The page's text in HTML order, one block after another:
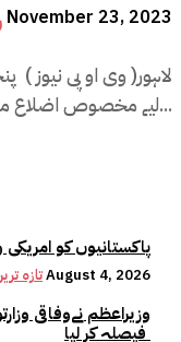
November 23, 2023
لاہور( وی او پی نیوز
لیے مخصوص اضلاع میں جمعہ اور ہفتے کو...
پاکستانیوں کو امریکی
تازہAugust 4, 2026
وزیراعظم نےوفاقی